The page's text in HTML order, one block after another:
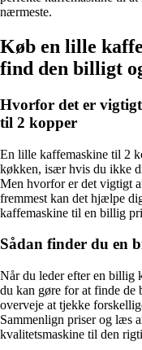
nærmeste.
Køb en lille
find den billigt
Hvorfor det er
til 2 kopper
En lille kaffemaskine til 2
køkken, især hvis du ikke
Men hvorfor er det vigtigt
fremmest kan det hjælpe
kaffemaskine til en billig
Sådan finder du en
Når du leder efter en billig
du kan gøre for at finde de
overveje at tjekke
Sammenlign priser og læs
kvalitetsmaskine til den